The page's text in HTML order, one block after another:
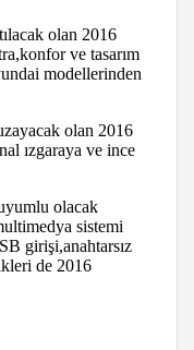
olan 2016
ve tasarım
modellerinden
olan 2016
ızgaraya ve ince
olacak
sistemi
girişi,anahtarsız
de 2016